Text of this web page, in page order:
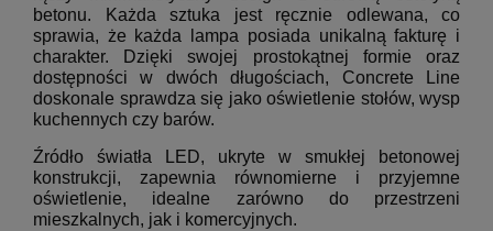
betonu. Każda sztuka jest ręcznie odlewana, co
sprawia, że każda lampa posiada unikalną fakturę i
charakter. Dzięki swojej prostokątnej formie oraz
dostępności w dwóch długościach, Concrete Line
doskonale sprawdza się jako oświetlenie stołów, wysp
kuchennych czy barów.
Źródło światła LED, ukryte w smukłej betonowej
konstrukcji, zapewnia równomierne i przyjemne
oświetlenie, idealne zarówno do przestrzeni
mieszkalnych, jak i komercyjnych.